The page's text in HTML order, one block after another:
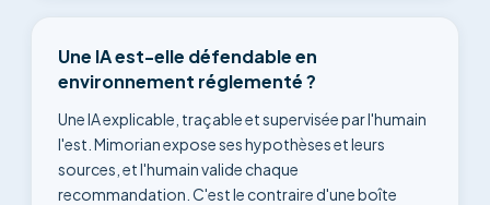
Une IA est-elle défendable en
environnement réglementé ?
Une IA explicable, traçable et supervisée par l'humain
l'est. Mimorian expose ses hypothèses et leurs
sources, et l'humain valide chaque
recommandation. C'est le contraire d'une boîte